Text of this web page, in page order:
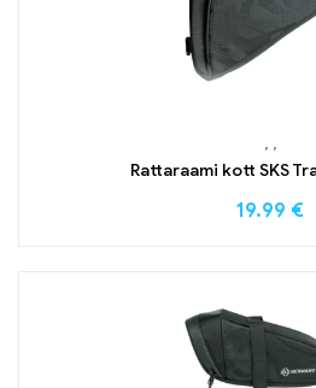
, ,
Rattaraami kott SKS
19.99 €